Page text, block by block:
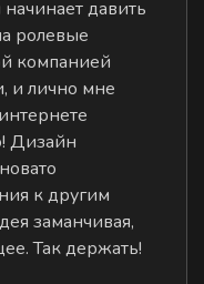
давить
ролевые
компанией
и лично мне
Дизайн
к другим
заманчивая,
Так держать!